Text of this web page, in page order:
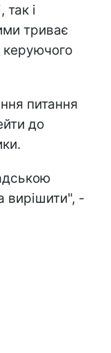
і
триває
керуючого
питання
до
вирішити", -